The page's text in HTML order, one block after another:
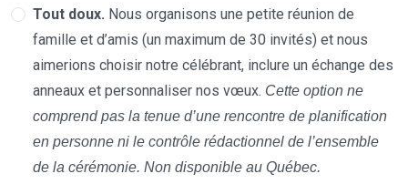
Tout doux. Nous organisons une petite réunion de
famille et d’amis (un maximum de 30 invités) et nous
aimerions choisir notre célébrant, inclure un échange des
anneaux et personnaliser nos vœux. Cette option ne
comprend pas la tenue d’une rencontre de planification
en personne ni le contrôle rédactionnel de l’ensemble
de la cérémonie. Non disponible au Québec.